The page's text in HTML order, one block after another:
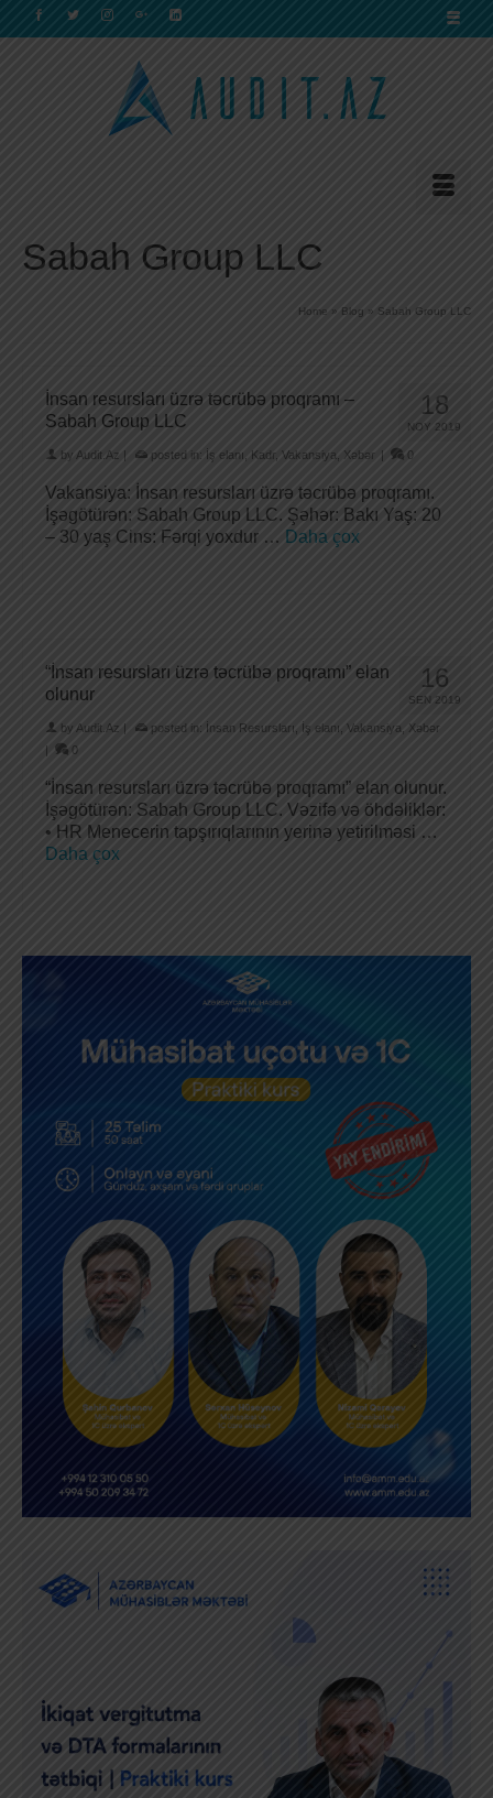
Sabah Group LLC
Home » Blog » Sabah Group LLC
18
NOY 2019
İnsan resursları üzrə təcrübə proqramı –
Sabah Group LLC
by Audit.Az | posted in: İş elanı Kadr, Vakansiya Xəbər | 0
Vakansiya: İnsan resursları üzrə təcrübə proqramı.
İşəgötürən: Sabah Group LLC. Şəhər: Bakı Yaş: 20
– 30 yaş Cins: Fərqi yoxdur … Daha çox
16
SEN 2019
“İnsan resursları üzrə təcrübə proqramı” elan
olunur
by Audit.Az | posted in: İnsan Resursları İş elanı Vakansiya
Xəbər
|
0
“İnsan resursları üzrə təcrübə proqramı” elan olunur.
İşəgötürən: Sabah Group LLC. Vəzifə və öhdəliklər:
• HR Menecerin tapşırıqlarının yerinə yetirilməsi …
Daha çox